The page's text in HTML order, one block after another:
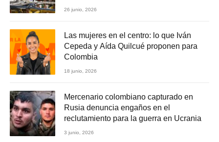
26 junio, 2026
Las mujeres en el centro: lo que Iván
Cepeda y Aída Quilcué proponen para
Colombia
18 junio, 2026
Mercenario colombiano capturado en
Rusia denuncia engaños en el
reclutamiento para la guerra en Ucrania
3 junio, 2026